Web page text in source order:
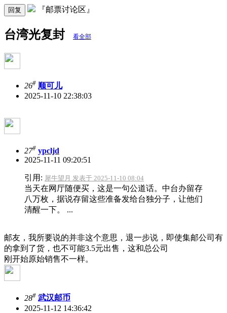
回复 『邮票讨论区』
台湾光复封 看全部
26# 顺可儿
2025-11-10 22:38:03
27# ypcljd
2025-11-11 09:20:51
引用: 犀牛望月 发表于 2025-11-10 08:04
当天在网厅随便买，这是一句公道话。中台办留存
八万枚，据说存留这些准备发给台独分子，让他们
清醒一下。 ...
邮友，我所要说的并非这个意思，退一步说，即使集邮公司有
的拿到了货，也不可能3.5元出售，这和总公司
刚开始原始销售不一样。
28# 武汉邮币
2025-11-12 14:36:42